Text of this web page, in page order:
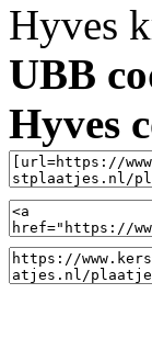
Hyves
UBB
Hyves